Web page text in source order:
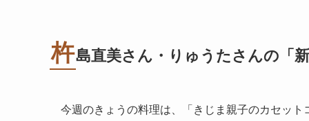
杵島直美さん・りゅうたさんの「
今週のきょうの料理は、「きじま親子のカセッ